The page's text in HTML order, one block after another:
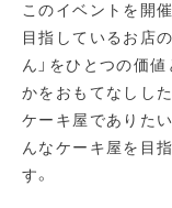
このイベントを開
目指しているお店
ん」をひとつの価
かをおもてなしし
ケーキ屋でありた
んなケーキ屋を目
す。